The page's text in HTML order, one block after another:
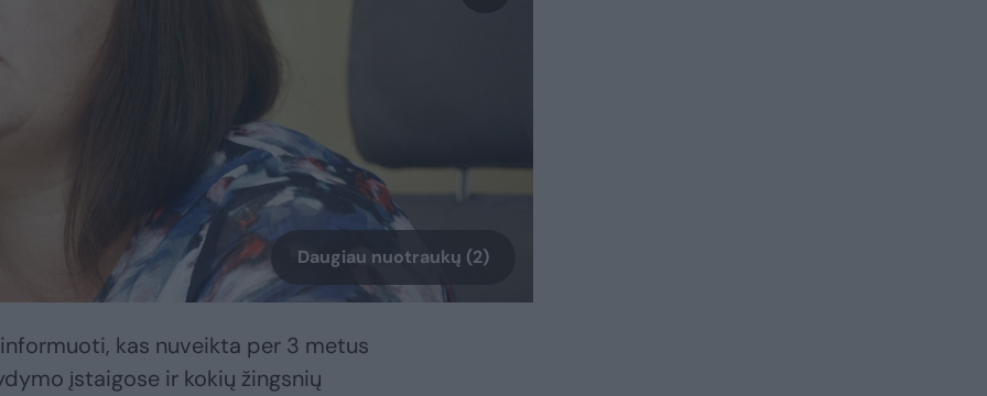
Daugiau nuotraukų (2)
kas nuveikta per 3 metus
įstaigose ir kokių žingsnių